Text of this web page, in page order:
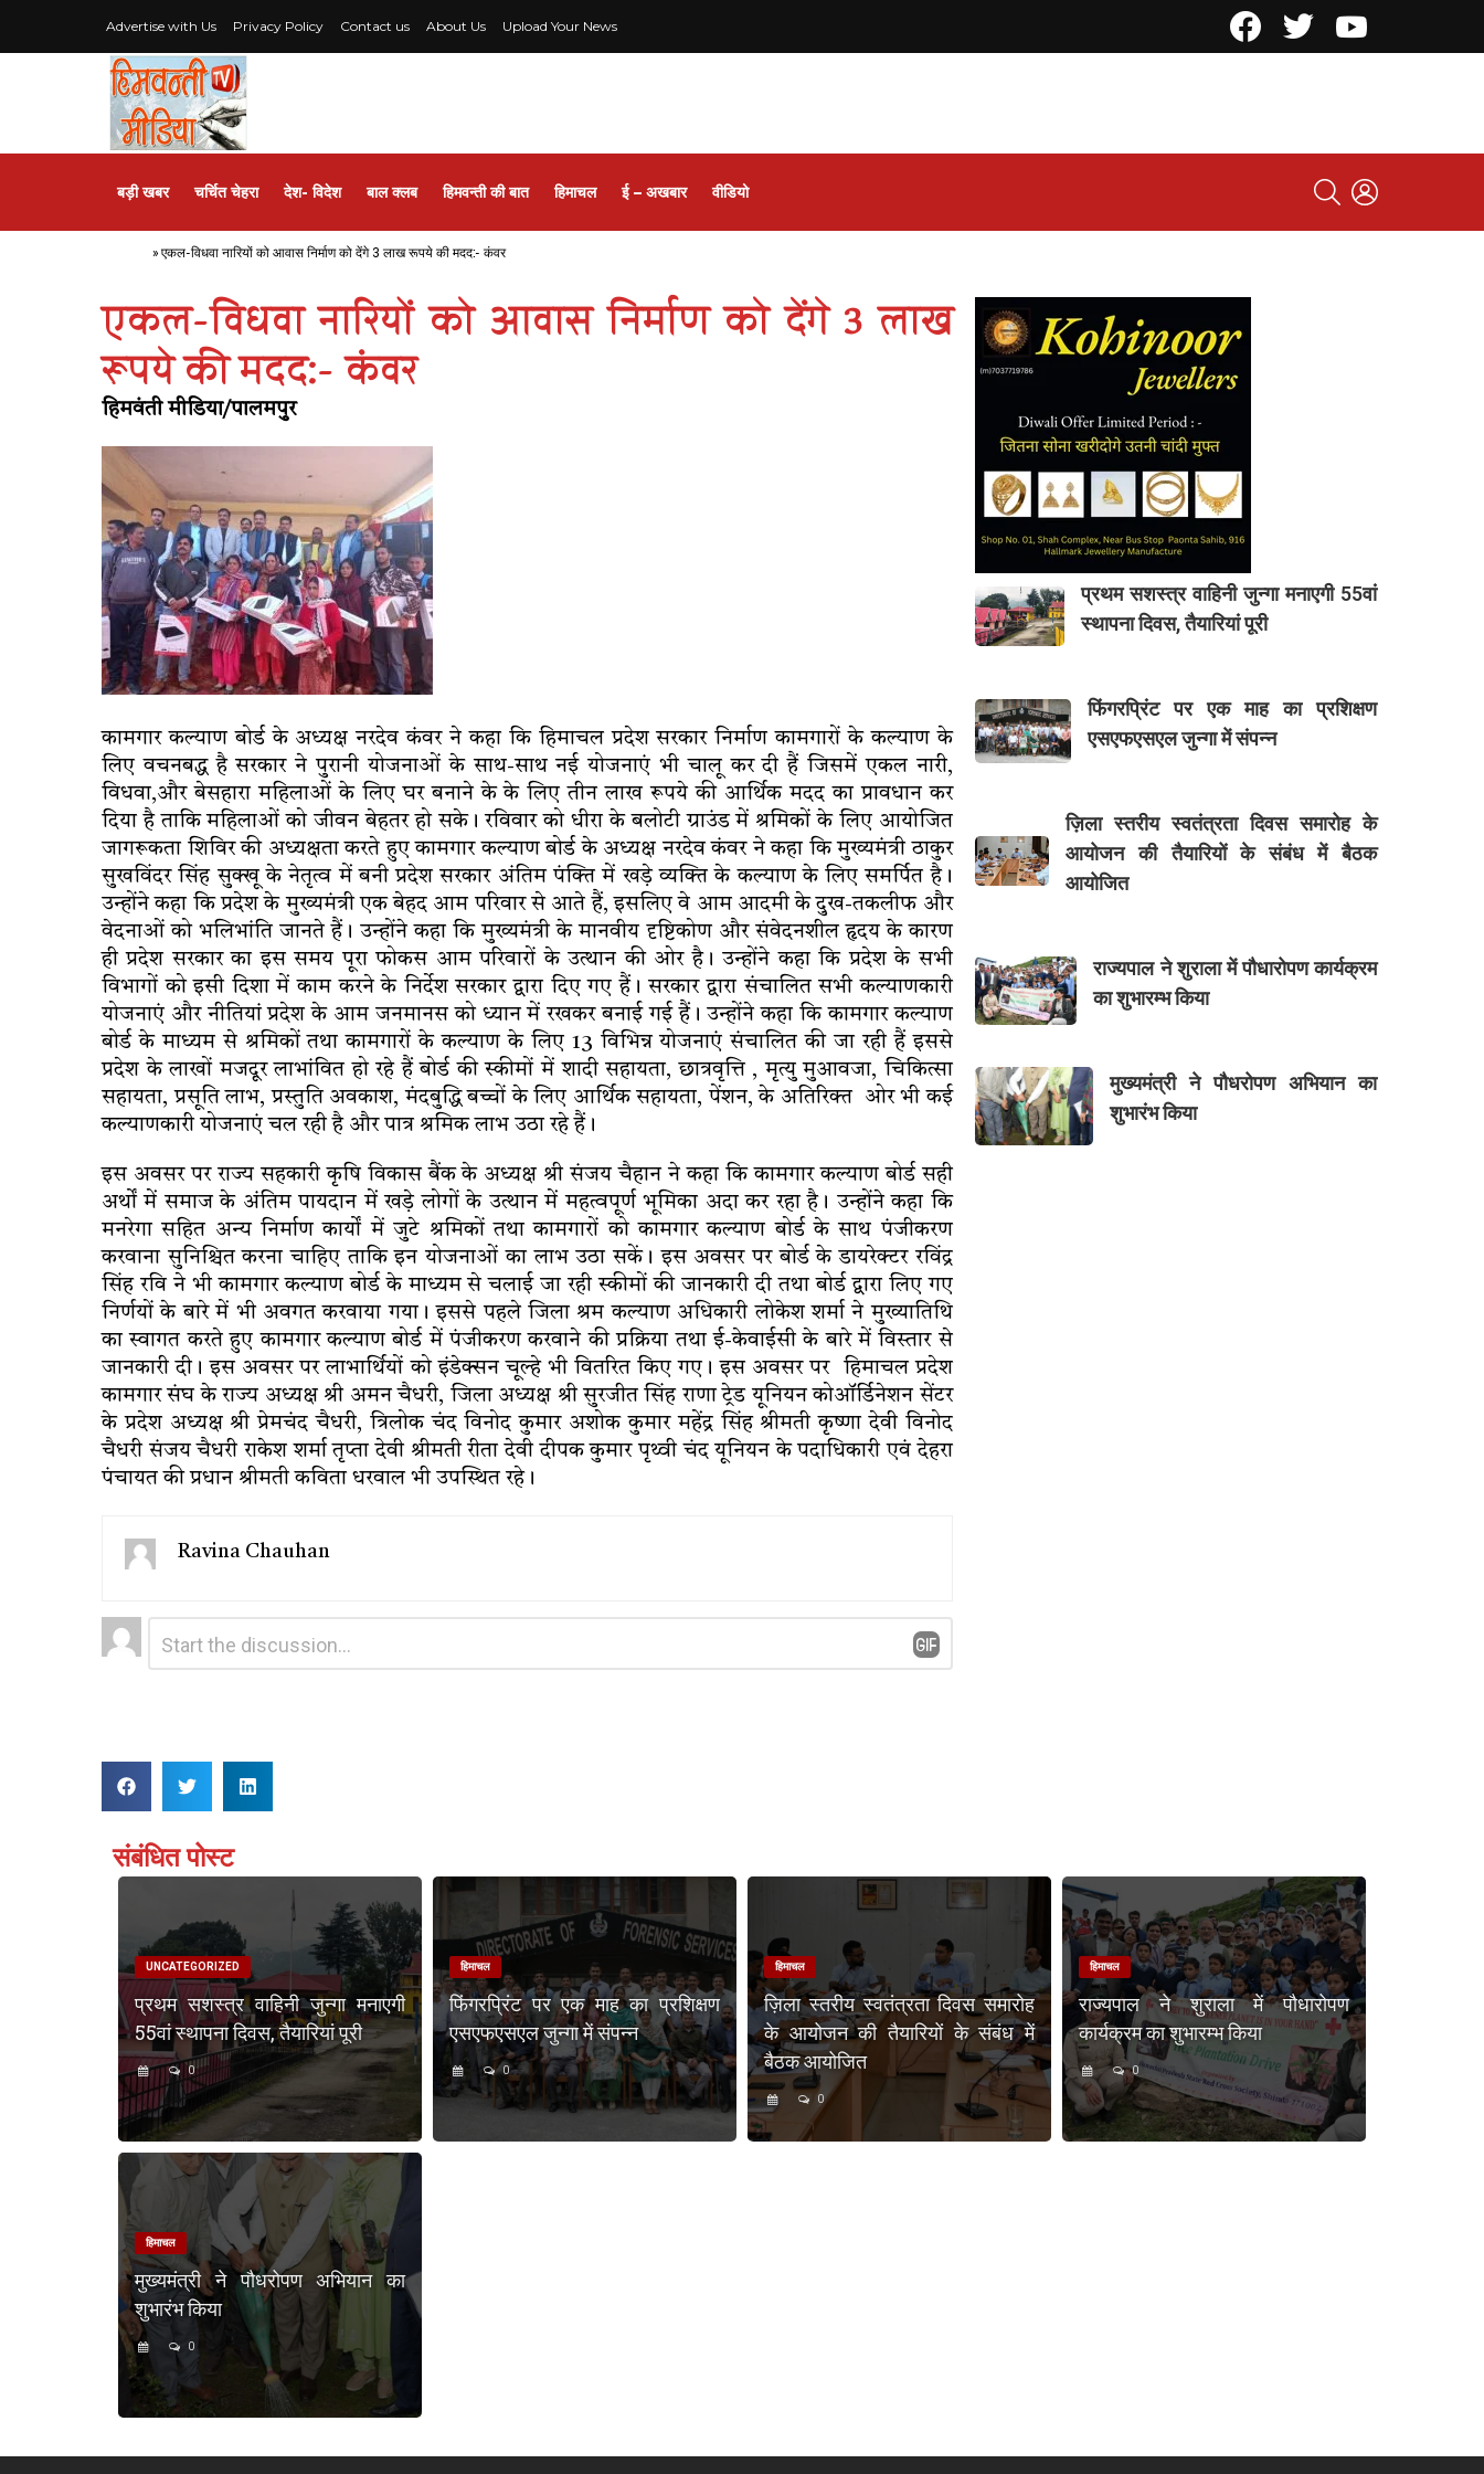
Advertise with Us Privacy Policy Contact us About Us Upload Your News
बड़ी खबर चर्चित चेहरा देश- विदेश बाल क्लब हिमवन्ती की बात हिमाचल ई – अखबार वीडियो
SEARCH
» एकल-विधवा नारियों को आवास निर्माण को देंगे 3 लाख रूपये की मदद:- कंवर
एकल-विधवा नारियों को आवास निर्माण को देंगे 3 लाख
रूपये की मदद:- कंवर
हिमवंती मीडिया/पालमपुर
कामगार कल्याण बोर्ड के अध्यक्ष नरदेव कंवर ने कहा कि हिमाचल प्रदेश सरकार निर्माण कामगारों के कल्याण के
लिए वचनबद्ध है सरकार ने पुरानी योजनाओं के साथ-साथ नई योजनाएं भी चालू कर दी हैं जिसमें एकल नारी,
विधवा,और बेसहारा महिलाओं के लिए घर बनाने के के लिए तीन लाख रूपये की आर्थिक मदद का प्रावधान कर
दिया है ताकि महिलाओं को जीवन बेहतर हो सके। रविवार को धीरा के बलोटी ग्राउंड में श्रमिकों के लिए आयोजित
जागरूकता शिविर की अध्यक्षता करते हुए कामगार कल्याण बोर्ड के अध्यक्ष नरदेव कंवर ने कहा कि मुख्यमंत्री ठाकुर
सुखविंदर सिंह सुक्खू के नेतृत्व में बनी प्रदेश सरकार अंतिम पंक्ति में खड़े व्यक्ति के कल्याण के लिए समर्पित है।
उन्होंने कहा कि प्रदेश के मुख्यमंत्री एक बेहद आम परिवार से आते हैं, इसलिए वे आम आदमी के दुख-तकलीफ और
वेदनाओं को भलिभांति जानते हैं। उन्होंने कहा कि मुख्यमंत्री के मानवीय दृष्टिकोण और संवेदनशील हृदय के कारण
ही प्रदेश सरकार का इस समय पूरा फोकस आम परिवारों के उत्थान की ओर है। उन्होंने कहा कि प्रदेश के सभी
विभागों को इसी दिशा में काम करने के निर्देश सरकार द्वारा दिए गए हैं। सरकार द्वारा संचालित सभी कल्याणकारी
योजनाएं और नीतियां प्रदेश के आम जनमानस को ध्यान में रखकर बनाई गई हैं। उन्होंने कहा कि कामगार कल्याण
बोर्ड के माध्यम से श्रमिकों तथा कामगारों के कल्याण के लिए 13 विभिन्न योजनाएं संचालित की जा रही हैं इससे
प्रदेश के लाखों मजदूर लाभांवित हो रहे हैं बोर्ड की स्कीमों में शादी सहायता, छात्रवृत्ति , मृत्यु मुआवजा, चिकित्सा
सहायता, प्रसूति लाभ, प्रस्तुति अवकाश, मंदबुद्धि बच्चों के लिए आर्थिक सहायता, पेंशन, के अतिरिक्त ओर भी कई
कल्याणकारी योजनाएं चल रही है और पात्र श्रमिक लाभ उठा रहे हैं।
इस अवसर पर राज्य सहकारी कृषि विकास बैंक के अध्यक्ष श्री संजय चैहान ने कहा कि कामगार कल्याण बोर्ड सही
अर्थों में समाज के अंतिम पायदान में खड़े लोगों के उत्थान में महत्वपूर्ण भूमिका अदा कर रहा है। उन्होंने कहा कि
मनरेगा सहित अन्य निर्माण कार्यों में जुटे श्रमिकों तथा कामगारों को कामगार कल्याण बोर्ड के साथ पंजीकरण
करवाना सुनिश्चित करना चाहिए ताकि इन योजनाओं का लाभ उठा सकें। इस अवसर पर बोर्ड के डायरेक्टर रविंद्र
सिंह रवि ने भी कामगार कल्याण बोर्ड के माध्यम से चलाई जा रही स्कीमों की जानकारी दी तथा बोर्ड द्वारा लिए गए
निर्णयों के बारे में भी अवगत करवाया गया। इससे पहले जिला श्रम कल्याण अधिकारी लोकेश शर्मा ने मुख्यातिथि
का स्वागत करते हुए कामगार कल्याण बोर्ड में पंजीकरण करवाने की प्रक्रिया तथा ई-केवाईसी के बारे में विस्तार से
जानकारी दी। इस अवसर पर लाभार्थियों को इंडेक्सन चूल्हे भी वितरित किए गए। इस अवसर पर हिमाचल प्रदेश
कामगार संघ के राज्य अध्यक्ष श्री अमन चैधरी, जिला अध्यक्ष श्री सुरजीत सिंह राणा ट्रेड यूनियन कोऑर्डिनेशन सेंटर
के प्रदेश अध्यक्ष श्री प्रेमचंद चैधरी, त्रिलोक चंद विनोद कुमार अशोक कुमार महेंद्र सिंह श्रीमती कृष्णा देवी विनोद
चैधरी संजय चैधरी राकेश शर्मा तृप्ता देवी श्रीमती रीता देवी दीपक कुमार पृथ्वी चंद यूनियन के पदाधिकारी एवं देहरा
पंचायत की प्रधान श्रीमती कविता धरवाल भी उपस्थित रहे।
Ravina Chauhan
Leave
a
प्रथम सशस्त्र वाहिनी जुन्गा मनाएगी 55वां
स्थापना दिवस, तैयारियां पूरी
फिंगरप्रिंट पर एक माह का प्रशिक्षण
एसएफएसएल जुन्गा में संपन्न
ज़िला स्तरीय स्वतंत्रता दिवस समारोह के
आयोजन की तैयारियों के संबंध में बैठक
आयोजित
राज्यपाल ने शुराला में पौधारोपण कार्यक्रम
का शुभारम्भ किया
मुख्यमंत्री ने पौधरोपण अभियान का
शुभारंभ किया
संबंधित पोस्ट
UNCATEGORIZED
प्रथम सशस्त्र वाहिनी जुन्गा मनाएगी
55वां स्थापना दिवस, तैयारियां पूरी
0
हिमाचल
फिंगरप्रिंट पर एक माह का प्रशिक्षण
एसएफएसएल जुन्गा में संपन्न
0
हिमाचल
ज़िला स्तरीय स्वतंत्रता दिवस समारोह
के आयोजन की तैयारियों के संबंध में
बैठक आयोजित
0
हिमाचल
राज्यपाल ने शुराला में पौधारोपण
कार्यक्रम का शुभारम्भ किया
0
हिमाचल
मुख्यमंत्री ने पौधरोपण अभियान का
शुभारंभ किया
0